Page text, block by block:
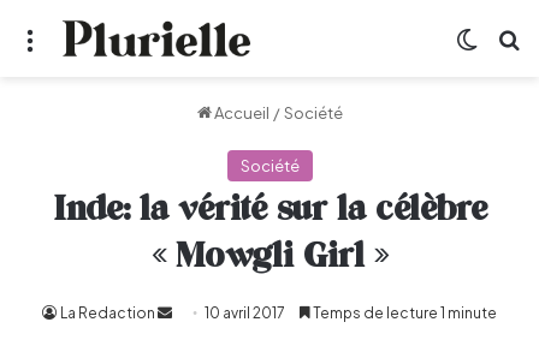
Menu
Accueil / Société
Société
Inde: la vérité sur la célèbre
« Mowgli Girl »
La Redaction
Envoyer10 avril 2017 Temps de lecture 1 minute